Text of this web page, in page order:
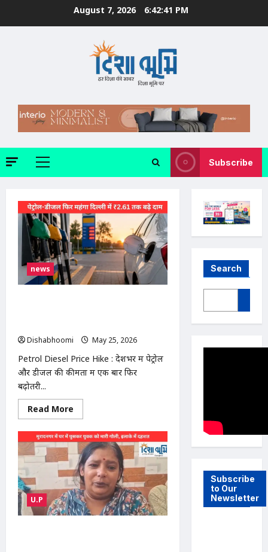
August 7, 2026 6:42:42 PM
Primary
Subscribe
news
Dishabhoomi
May 25, 2026
Petrol Diesel Price Hike : देशभर में पेट्रोल
और डीजल की कीमतों में एक बार फिर
बढ़ोतरी...
Read More
more
Petrol
Diesel
Price
Hike
:
पेट्रोल-
डीजल
फिर
महंगा:
दिल्ली
में
U.P
Search
Subscribe
to Our
Newsletter